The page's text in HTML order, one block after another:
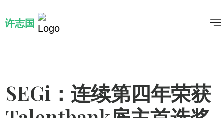
许志国
SEGi：连续第四年荣获